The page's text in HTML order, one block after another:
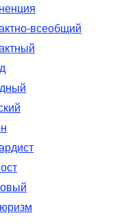
всеобщий